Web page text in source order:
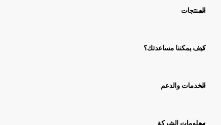
المنتجات
كيف يمكننا مساعدتك؟
الخدمات والدعم
معلومات الشركة